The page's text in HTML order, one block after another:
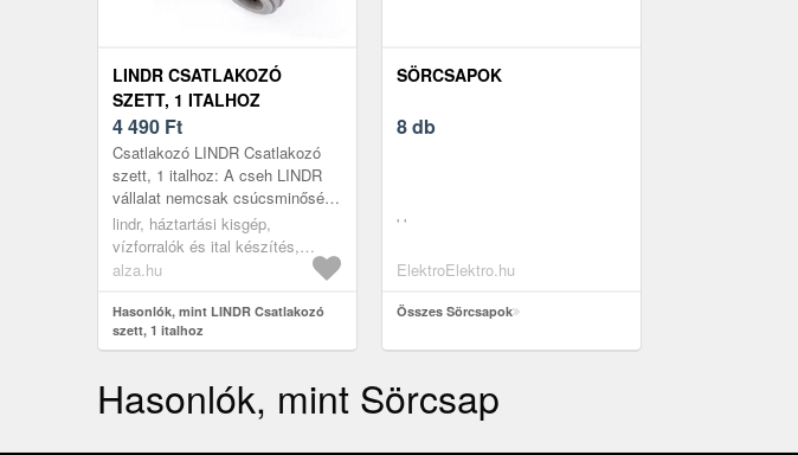
LINDR CSATLAKOZÓ
SZETT, 1 ITALHOZ
4 490 Ft
Csatlakozó LINDR Csatlakozó
szett, 1 italhoz: A cseh LINDR
vállalat nemcsak csúcsminőségű
csapolóberendezéseket gyárt,
hanem a működtetésükhöz
szük...
lindr, háztartási kisgép,
vízforralók és ital készítés,
sörcsapok, tartozékok
alza.hu
Hasonlók, mint LINDR Csatlakozó
szett, 1 italhoz
SÖRCSAPOK
8 db
' '
ElektroElektro.hu
Összes Sörcsapok
Hasonlók, mint Sörcsap